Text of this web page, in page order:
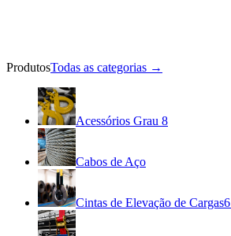
ProdutosTodas as categorias →
Acessórios Grau 8
Cabos de Aço
Cintas de Elevação de Cargas6